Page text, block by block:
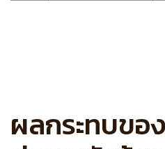
ผลกระทบขอ